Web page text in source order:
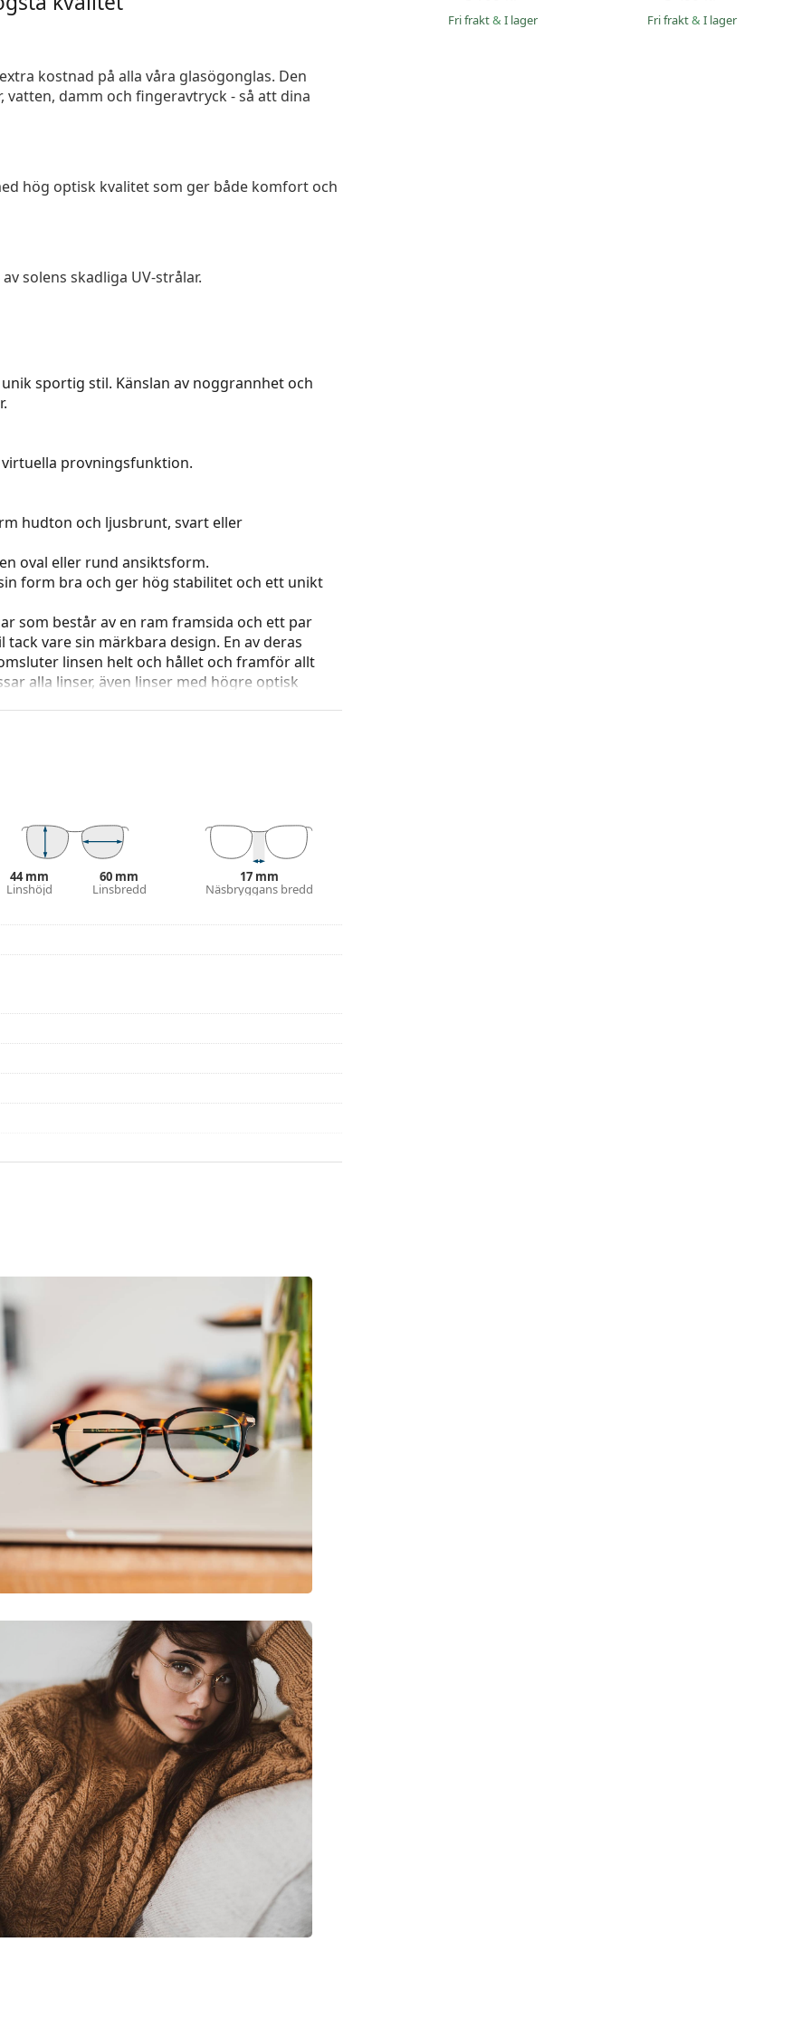
Fri frakt& I lager Fri frakt& I lager
kostnad på alla våra glasögonglas. Den
damm och fingeravtryck - så att dina
hög optisk kvalitet som ger både komfort och
solens skadliga UV-strålar.
sportig stil. Känslan av noggrannhet och
provningsfunktion.
hudton och ljusbrunt, svart eller
oval eller rund ansiktsform.
form bra och ger hög stabilitet och ett unikt
som består av en ram framsida och ett par
vare sin märkbara design. En av deras
linsen helt och hållet och framför allt
alla linser, även linser med högre optisk
bör alltid utföras av en erfaren optiker
färg och utformning kan variera.
eller kolla in vår glasögonguide
om du
före användning
44 mm
Linshöjd
60 mm
Linsbredd
17 mm
Näsbryggans bredd